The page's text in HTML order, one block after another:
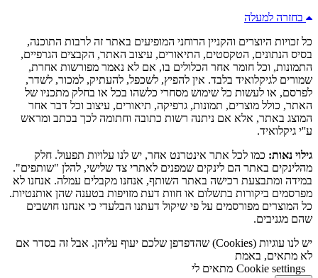
בחזרה למעלה
כל זכויות היוצרים והקניין הרוחני המופיעים באתר זה לרבות התוכנה,
בסיס הנתונים, הטקסטים, התיאורים, עיצוב האתר, הקבצים הגרפיים,
התמונות, וכל חומר אחר הכלולים בו, אם לא נאמר מפורשות אחרת,
שמורים לגיקלואיד בלבד. אין להפיץ, לשכפל, להעתיק, למכור, לשדר,
לפרסם, או לעשות כל שימוש מסחרי כלשהו בכל או בחלק מתכניו של
האתר, כולל מוצרים, תמונות, גרפיקה, תיאורים, עיצוב וכל דבר אחר
המוצג באתר, אלא אם ניתנה רשות כתובה וחתומה לכך בכתב ומראש
ע''י גיקלואיד.
גילוי נאות: כמו לכל אתר אינטרנט אחר, יש לנו עלויות תפעול. חלק
מהלינקים באתר הם לינקים שמפנים לאתרי צד שלישי, להלן "שותפים".
במידה ומתבצעת רכישה באתר השותף, אנחנו מקבלים עמלה. אנחנו לא
מפרסמים ביקורות בתשלום או חוות דעת מזויפות בטענה שהן אותנטיות.
כל המוצרים מפורסמים על פי שיקול דעתנו הבלעדי כי אנחנו חושבים
שהם מגניבים.
יש לנו עוגיות (Cookies) שהדפדפן שלכם יעוף עליהן. אבל זה בסדר אם
לא מתאים, באמת
Cookie settings מתאים לי